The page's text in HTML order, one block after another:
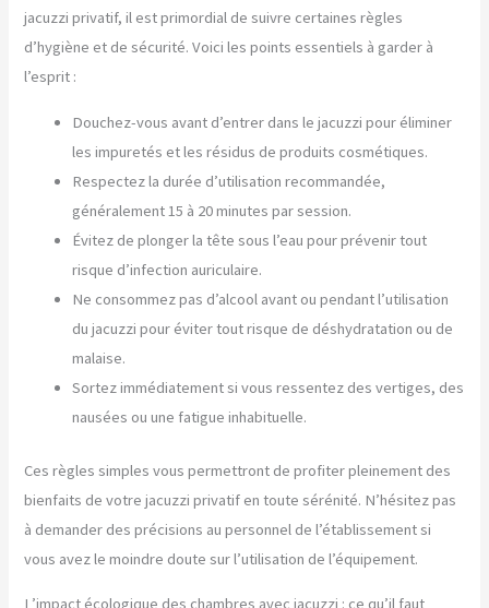
jacuzzi privatif, il est primordial de suivre certaines règles
d’hygiène et de sécurité. Voici les points essentiels à garder à
l’esprit :
Douchez-vous avant d’entrer dans le jacuzzi pour éliminer
les impuretés et les résidus de produits cosmétiques.
Respectez la durée d’utilisation recommandée,
généralement 15 à 20 minutes par session.
Évitez de plonger la tête sous l’eau pour prévenir tout
risque d’infection auriculaire.
Ne consommez pas d’alcool avant ou pendant l’utilisation
du jacuzzi pour éviter tout risque de déshydratation ou de
malaise.
Sortez immédiatement si vous ressentez des vertiges, des
nausées ou une fatigue inhabituelle.
Ces règles simples vous permettront de profiter pleinement des
bienfaits de votre jacuzzi privatif en toute sérénité. N’hésitez pas
à demander des précisions au personnel de l’établissement si
vous avez le moindre doute sur l’utilisation de l’équipement.
L’impact écologique des chambres avec jacuzzi : ce qu’il faut